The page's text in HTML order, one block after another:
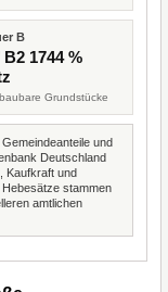
B
B2 1744 %
Grundstücke
und
Deutschland
Kaufkraft und
stammen
amtlichen